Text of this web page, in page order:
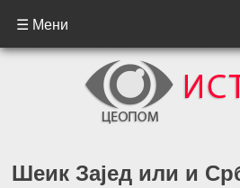
☰ Мени
Шеик Зајед или и